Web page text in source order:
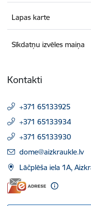
Lapas karte
Sīkdatņu izvēles maiņa
Kontakti
+371 65133925
+371 65133934
+371 65133930
E-pasts:
dome@aizkraukle.lv
Lāčplēša iela 1A,